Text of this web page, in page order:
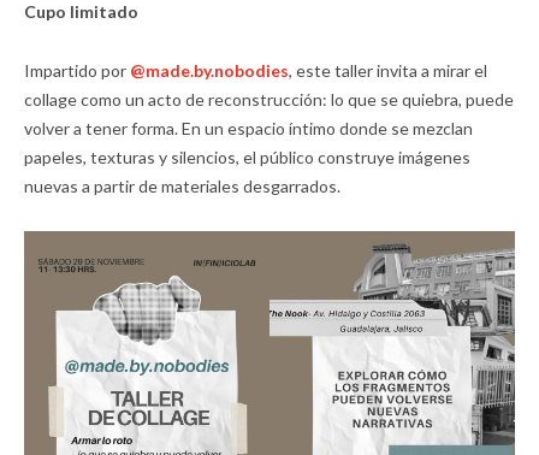
Cupo limitado
Impartido por @made.by.nobodies, este taller invita a mirar el
collage como un acto de reconstrucción: lo que se quiebra, puede
volver a tener forma. En un espacio íntimo donde se mezclan
papeles, texturas y silencios, el público construye imágenes
nuevas a partir de materiales desgarrados.